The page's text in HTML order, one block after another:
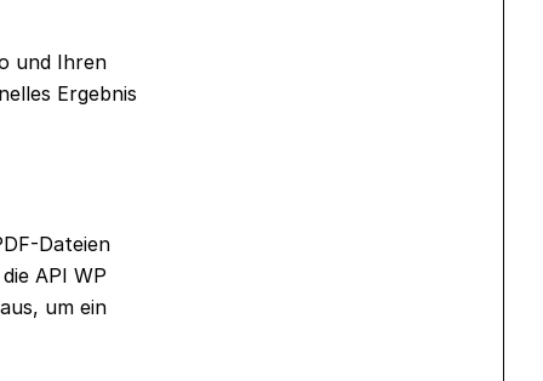
und Ihren
Ergebnis
Dateien
API WP
um ein